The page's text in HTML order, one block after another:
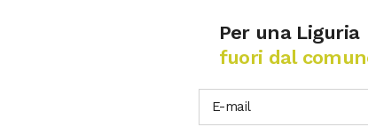
Per una Liguria
fuori dal